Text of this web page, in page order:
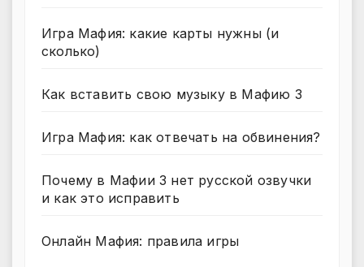
Игра Мафия: какие карты нужны (и
сколько)
Как вставить свою музыку в Мафию 3
Игра Мафия: как отвечать на обвинения?
Почему в Мафии 3 нет русской озвучки
и как это исправить
Онлайн Мафия: правила игры